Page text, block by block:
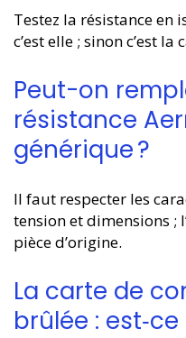
Testez la résistance en
c’est elle ; sinon c’est
Peut-on
résistance
générique ?
Il faut respecter les
tension et dimensions ;
pièce d’origine.
La carte de
brûlée :